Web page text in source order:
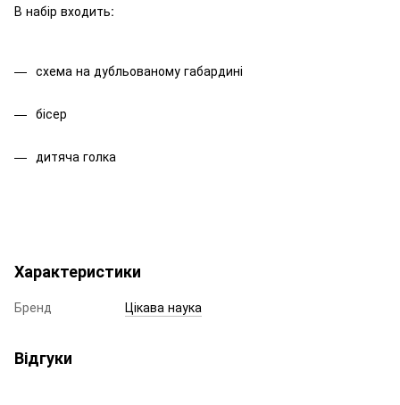
В набір входить:
схема на дубльованому габардині
бісер
дитяча голка
Характеристики
Бренд Цікава наука
Відгуки